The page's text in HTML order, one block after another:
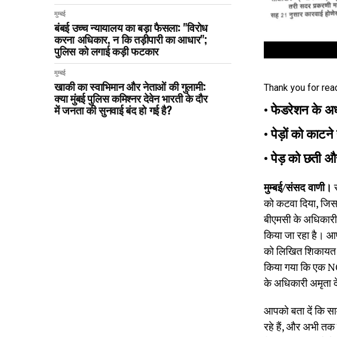
मुम्बई
बंबई उच्च न्यायालय का बड़ा फैसला: "विरोध
करना अधिकार, न कि तड़ीपारी का आधार";
पुलिस को लगाई कड़ी फटकार
मुम्बई
खाकी का स्वाभिमान और नेताओं की गुलामी:
क्या मुंबई पुलिस कमिश्नर देवेन भारती के दौर
में जनता की सुनवाई बंद हो गई है?
Thank you for
• फेडरेशन के
• पेड़ों को
• पेड़ को छती
मुम्बई/संसद वाणी।
को कटवा दिया,
बीएमसी के
किया जा रहा है।
को लिखित शिकायत
किया गया कि एक
के अधिकारी अमृता
आपको बता दें कि
रहे हैं, और अभी तक